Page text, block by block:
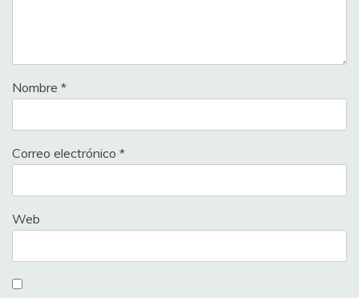
Nombre *
Correo electrónico *
Web